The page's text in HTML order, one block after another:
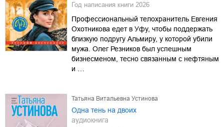
Год написания книги 2026
Профессиональный телохранитель Евгения
Охотникова едет в Уфу, чтобы поддержать
близкую подругу Альмиру, у которой убили
мужа. Олег Резников был успешным
бизнесменом, тесно связанным с нефтяным
и …
Татьяна Витальевна Устинова
Одна тень на двоих
аудиокнига